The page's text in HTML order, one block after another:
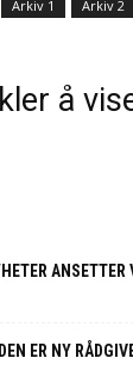
Arkiv 1 Arkiv 2
å
ER NY